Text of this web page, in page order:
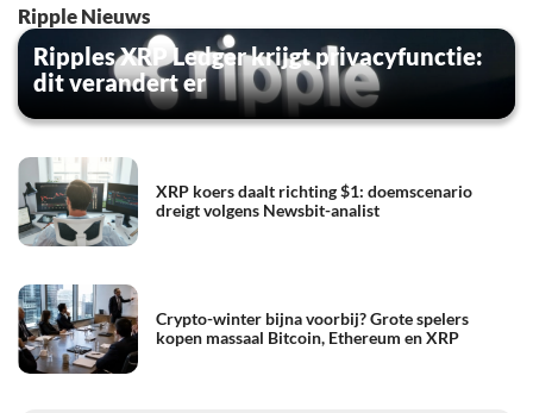
Ripple Nieuws
Ripples XRP Ledger krijgt privacyfunctie:
dit verandert er
XRP koers daalt richting $1: doemscenario
dreigt volgens Newsbit-analist
Crypto-winter bijna voorbij? Grote spelers
kopen massaal Bitcoin, Ethereum en XRP